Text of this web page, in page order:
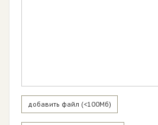
добавить файл (<100Мб)